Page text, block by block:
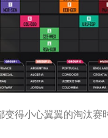
变得小心翼翼的淘汰赛